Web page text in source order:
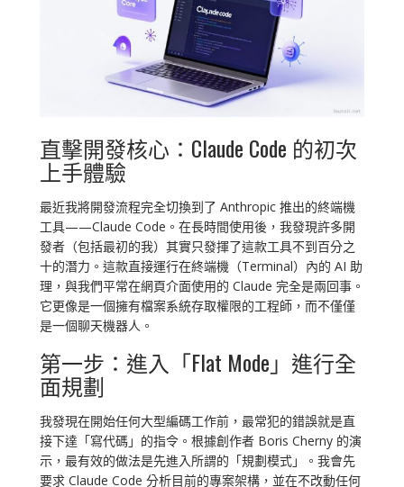
直擊開發核心：Claude Code 的初次
上手體驗
最近我將開發流程完全切換到了 Anthropic 推出的終端機
工具——Claude Code。在長時間使用後，我發現許多開
發者（包括最初的我）其實只發揮了這款工具不到百分之
十的潛力。這款直接運行在終端機（Terminal）內的 AI 助
理，與我們平常在網頁介面使用的 Claude 完全是兩回事。
它更像是一個擁有檔案系統存取權限的工程師，而不僅僅
是一個聊天機器人。
第一步：進入「Flat Mode」進行全
面規劃
我發現在開始任何大型編碼工作前，最常犯的錯誤就是直
接下達「寫代碼」的指令。根據創作者 Boris Cherny 的演
示，最有效的做法是先進入所謂的「規劃模式」。我會先
要求 Claude Code 分析目前的專案架構，並在不改動任何